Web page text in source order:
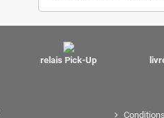
relais Pick-Up